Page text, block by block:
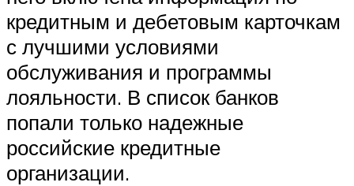
кредитным и дебетовым карточкам
с лучшими условиями
обслуживания и программы
лояльности. В список банков
попали только надежные
российские кредитные
организации.